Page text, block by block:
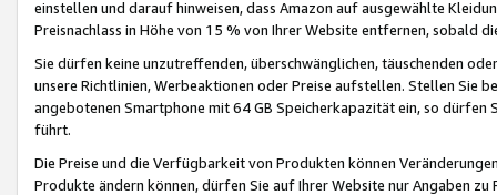
einstellen und darauf hinweisen, dass Amazon auf ausgewählte
Preisnachlass in Höhe von 15 % von Ihrer Website entfernen, sobald
Sie dürfen keine unzutreffenden, überschwänglichen, täuschenden
unsere Richtlinien, Werbeaktionen oder Preise aufstellen. Stellen Sie
angebotenen Smartphone mit 64 GB Speicherkapazität ein, so dürfen
führt.
Die Preise und die Verfügbarkeit von Produkten können
Produkte ändern können, dürfen Sie auf Ihrer Website nur Angaben